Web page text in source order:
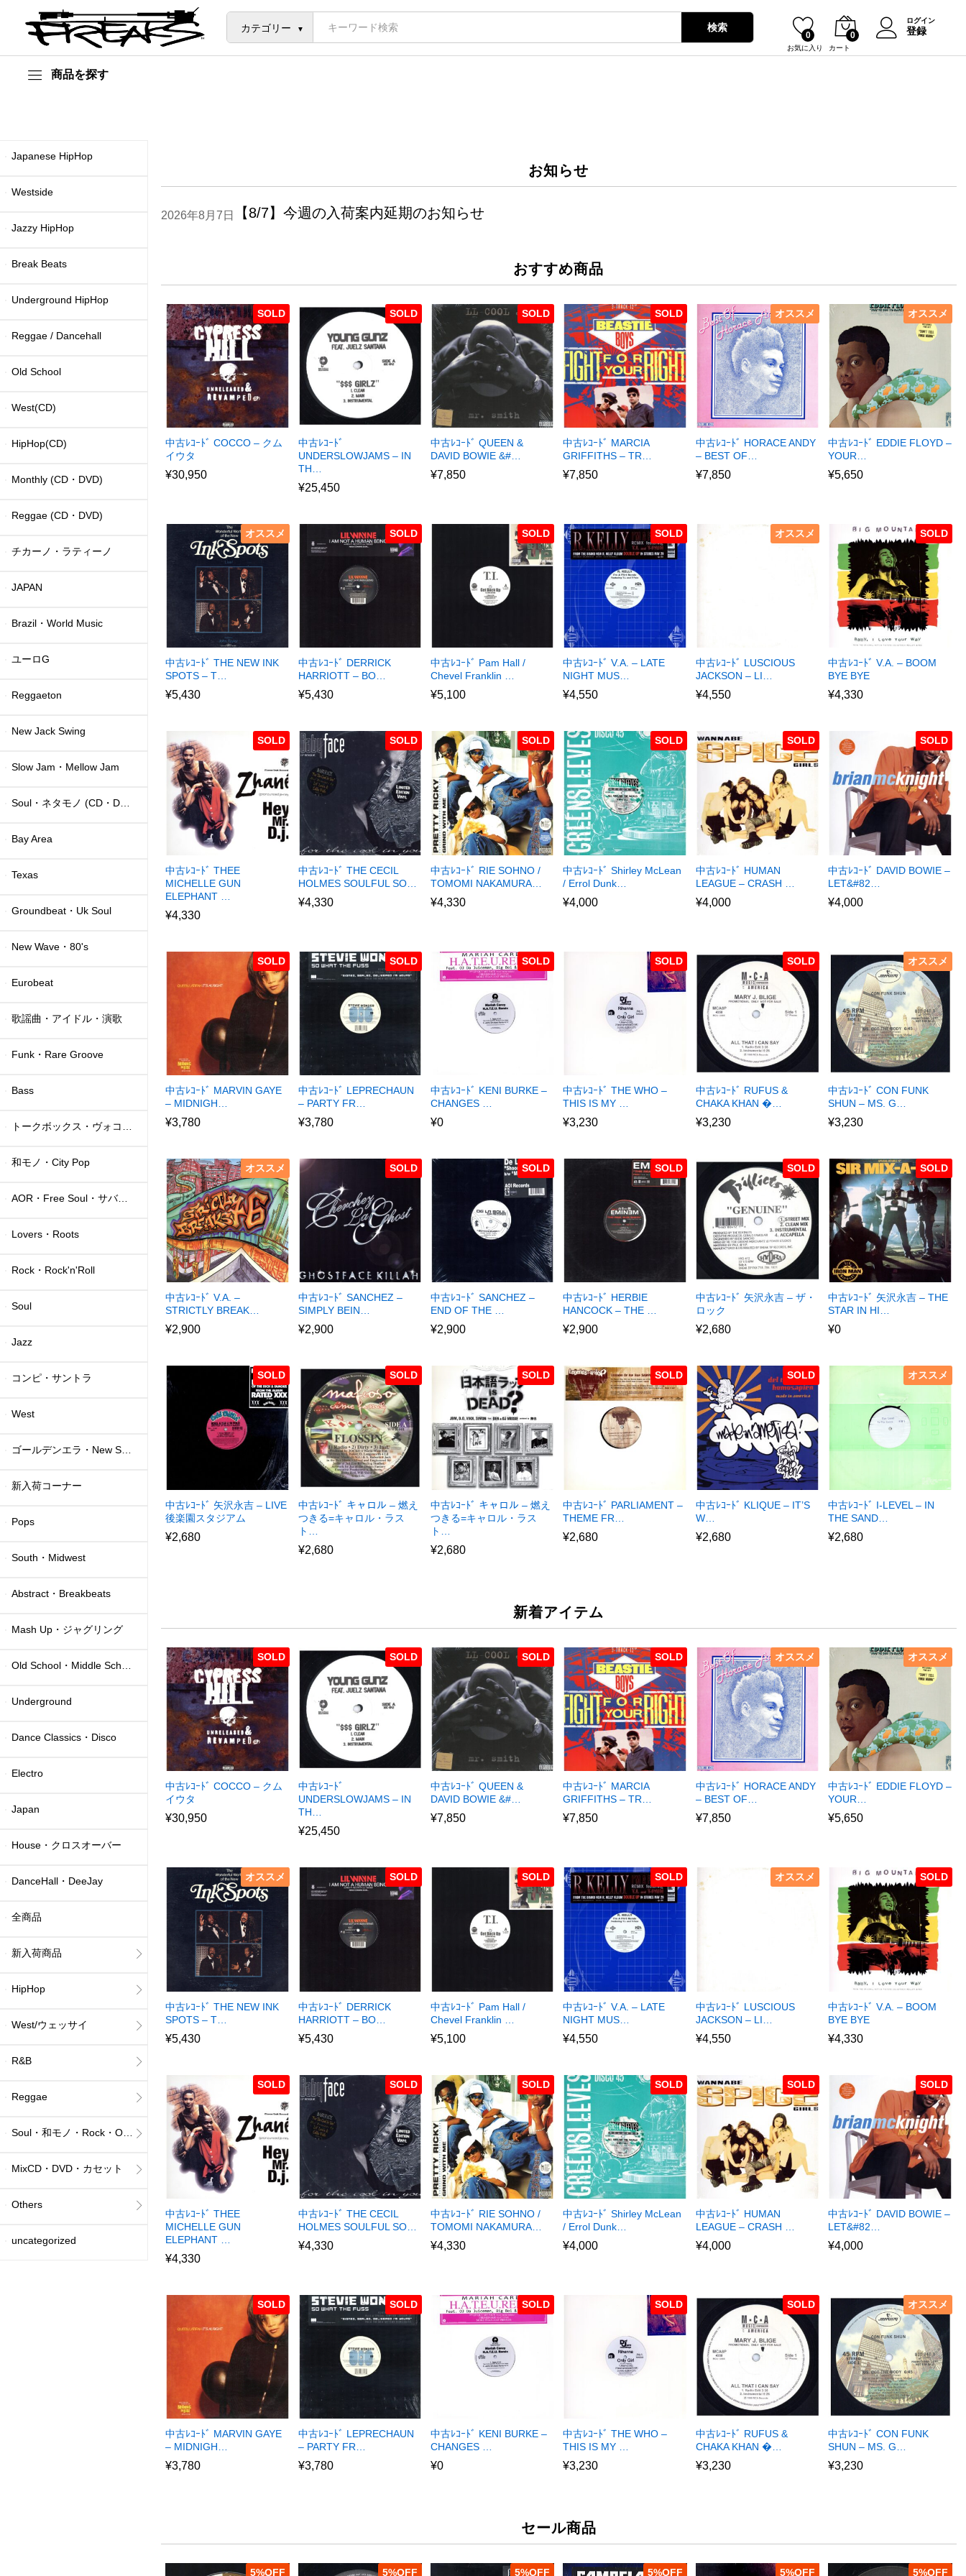
カテゴリー 検索
お気に入り
0
カート
0
ログイン
登録
商品を探す
お知らせ
【8/7】今週の入荷案内延期のお知らせ
2026年8月7日
おすすめ商品
SOLD
中古ﾚｺｰﾄﾞ COCCO – クム
イウタ
¥30,950
SOLD
中古ﾚｺｰﾄﾞ
UNDERSLOWJAMS – IN
TH…
¥25,450
SOLD
中古ﾚｺｰﾄﾞ QUEEN &
DAVID BOWIE &#…
¥7,850
SOLD
中古ﾚｺｰﾄﾞ MARCIA
GRIFFITHS – TR…
¥7,850
オススメ
中古ﾚｺｰﾄﾞ HORACE ANDY
– BEST OF…
¥7,850
オススメ
中古ﾚｺｰﾄﾞ EDDIE FLOYD –
YOUR…
¥5,650
オススメ
中古ﾚｺｰﾄﾞ THE NEW INK
SPOTS – T…
¥5,430
SOLD
中古ﾚｺｰﾄﾞ DERRICK
HARRIOTT – BO…
¥5,430
SOLD
中古ﾚｺｰﾄﾞ Pam Hall /
Chevel Franklin …
¥5,100
SOLD
中古ﾚｺｰﾄﾞ V.A. – LATE
NIGHT MUS…
¥4,550
オススメ
中古ﾚｺｰﾄﾞ LUSCIOUS
JACKSON – LI…
¥4,550
SOLD
中古ﾚｺｰﾄﾞ V.A. – BOOM
BYE BYE
¥4,330
SOLD
中古ﾚｺｰﾄﾞ THEE
MICHELLE GUN
ELEPHANT …
¥4,330
SOLD
中古ﾚｺｰﾄﾞ THE CECIL
HOLMES SOULFUL SO…
¥4,330
SOLD
中古ﾚｺｰﾄﾞ RIE SOHNO /
TOMOMI NAKAMURA…
¥4,330
SOLD
中古ﾚｺｰﾄﾞ Shirley McLean
/ Errol Dunk…
¥4,000
SOLD
中古ﾚｺｰﾄﾞ HUMAN
LEAGUE – CRASH …
¥4,000
SOLD
中古ﾚｺｰﾄﾞ DAVID BOWIE –
LET&#82…
¥4,000
SOLD
中古ﾚｺｰﾄﾞ MARVIN GAYE
– MIDNIGH…
¥3,780
SOLD
中古ﾚｺｰﾄﾞ LEPRECHAUN
– PARTY FR…
¥3,780
SOLD
中古ﾚｺｰﾄﾞ KENI BURKE –
CHANGES …
¥0
SOLD
中古ﾚｺｰﾄﾞ THE WHO –
THIS IS MY …
¥3,230
SOLD
中古ﾚｺｰﾄﾞ RUFUS &
CHAKA KHAN �…
¥3,230
オススメ
中古ﾚｺｰﾄﾞ CON FUNK
SHUN – MS. G…
¥3,230
オススメ
中古ﾚｺｰﾄﾞ V.A. –
STRICTLY BREAK…
¥2,900
SOLD
中古ﾚｺｰﾄﾞ SANCHEZ –
SIMPLY BEIN…
¥2,900
SOLD
中古ﾚｺｰﾄﾞ SANCHEZ –
END OF THE …
¥2,900
SOLD
中古ﾚｺｰﾄﾞ HERBIE
HANCOCK – THE …
¥2,900
SOLD
中古ﾚｺｰﾄﾞ 矢沢永吉 – ザ・
ロック
¥2,680
SOLD
中古ﾚｺｰﾄﾞ 矢沢永吉 – THE
STAR IN HI…
¥0
SOLD
中古ﾚｺｰﾄﾞ 矢沢永吉 – LIVE
後楽園スタジアム
¥2,680
SOLD
中古ﾚｺｰﾄﾞ キャロル – 燃え
つきる=キャロル・ラス
ト…
¥2,680
SOLD
中古ﾚｺｰﾄﾞ キャロル – 燃え
つきる=キャロル・ラス
ト…
¥2,680
SOLD
中古ﾚｺｰﾄﾞ PARLIAMENT –
THEME FR…
¥2,680
SOLD
中古ﾚｺｰﾄﾞ KLIQUE – IT’S
W…
¥2,680
オススメ
中古ﾚｺｰﾄﾞ I-LEVEL – IN
THE SAND…
¥2,680
新着アイテム
SOLD
中古ﾚｺｰﾄﾞ COCCO – クム
イウタ
¥30,950
SOLD
中古ﾚｺｰﾄﾞ
UNDERSLOWJAMS – IN
TH…
¥25,450
SOLD
中古ﾚｺｰﾄﾞ QUEEN &
DAVID BOWIE &#…
¥7,850
SOLD
中古ﾚｺｰﾄﾞ MARCIA
GRIFFITHS – TR…
¥7,850
オススメ
中古ﾚｺｰﾄﾞ HORACE ANDY
– BEST OF…
¥7,850
オススメ
中古ﾚｺｰﾄﾞ EDDIE FLOYD –
YOUR…
¥5,650
オススメ
中古ﾚｺｰﾄﾞ THE NEW INK
SPOTS – T…
¥5,430
SOLD
中古ﾚｺｰﾄﾞ DERRICK
HARRIOTT – BO…
¥5,430
SOLD
中古ﾚｺｰﾄﾞ Pam Hall /
Chevel Franklin …
¥5,100
SOLD
中古ﾚｺｰﾄﾞ V.A. – LATE
NIGHT MUS…
¥4,550
オススメ
中古ﾚｺｰﾄﾞ LUSCIOUS
JACKSON – LI…
¥4,550
SOLD
中古ﾚｺｰﾄﾞ V.A. – BOOM
BYE BYE
¥4,330
SOLD
中古ﾚｺｰﾄﾞ THEE
MICHELLE GUN
ELEPHANT …
¥4,330
SOLD
中古ﾚｺｰﾄﾞ THE CECIL
HOLMES SOULFUL SO…
¥4,330
SOLD
中古ﾚｺｰﾄﾞ RIE SOHNO /
TOMOMI NAKAMURA…
¥4,330
SOLD
中古ﾚｺｰﾄﾞ Shirley McLean
/ Errol Dunk…
¥4,000
SOLD
中古ﾚｺｰﾄﾞ HUMAN
LEAGUE – CRASH …
¥4,000
SOLD
中古ﾚｺｰﾄﾞ DAVID BOWIE –
LET&#82…
¥4,000
SOLD
中古ﾚｺｰﾄﾞ MARVIN GAYE
– MIDNIGH…
¥3,780
SOLD
中古ﾚｺｰﾄﾞ LEPRECHAUN
– PARTY FR…
¥3,780
SOLD
中古ﾚｺｰﾄﾞ KENI BURKE –
CHANGES …
¥0
SOLD
中古ﾚｺｰﾄﾞ THE WHO –
THIS IS MY …
¥3,230
SOLD
中古ﾚｺｰﾄﾞ RUFUS &
CHAKA KHAN �…
¥3,230
オススメ
中古ﾚｺｰﾄﾞ CON FUNK
SHUN – MS. G…
¥3,230
セール商品
5% 5% 5% 5% 5% 5%
Japanese HipHop
Westside
Jazzy HipHop
Break Beats
Underground HipHop
Reggae / Dancehall
Old School
West(CD)
HipHop(CD)
Monthly (CD・DVD)
Reggae (CD・DVD)
チカーノ・ラティーノ
JAPAN
Brazil・World Music
ユーロG
Reggaeton
New Jack Swing
Slow Jam・Mellow Jam
Soul・ネタモノ (CD・DVD)
Bay Area
Texas
Groundbeat・Uk Soul
New Wave・80's
Eurobeat
歌謡曲・アイドル・演歌
Funk・Rare Groove
Bass
トークボックス・ヴォコーダー
和モノ・City Pop
AOR・Free Soul・サバービア
Lovers・Roots
Rock・Rock'n'Roll
Soul
Jazz
コンピ・サントラ
West
ゴールデンエラ・New School
新入荷コーナー
Pops
South・Midwest
Abstract・Breakbeats
Mash Up・ジャグリング
Old School・Middle School
Underground
Dance Classics・Disco
Electro
Japan
House・クロスオーバー
DanceHall・DeeJay
全商品
新入荷商品
HipHop
West/ウェッサイ
R&B
Reggae
Soul・和モノ・Rock・Others
MixCD・DVD・カセット
Others
uncategorized